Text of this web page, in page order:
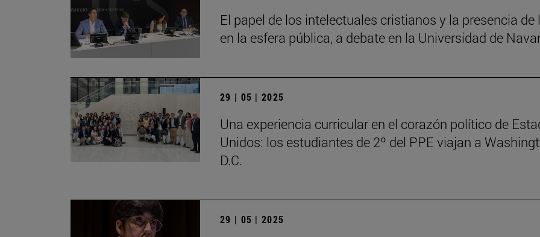
El papel de los intelectuales cristianos y la presencia de
en la esfera pública, a debate en la Universidad de
29 | 05 | 2025
Una experiencia curricular en el corazón político de
Unidos: los estudiantes de 2º del PPE viajan a
D.C.
29 | 05 | 2025